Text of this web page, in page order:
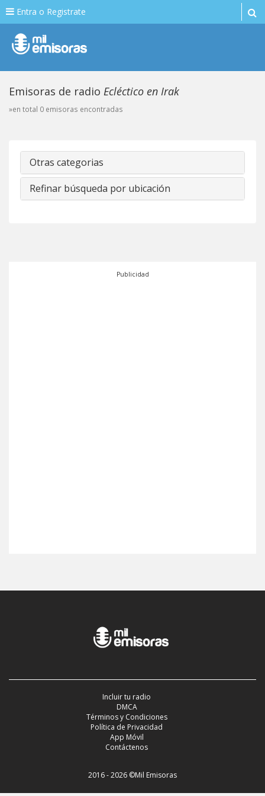
Entra o Registrate
Emisoras de radio Ecléctico en Irak
»en total 0 emisoras encontradas
Otras categorias
Refinar búsqueda por ubicación
Publicidad
Incluir tu radio
DMCA
Términos y Condiciones
Política de Privacidad
App Móvil
Contáctenos
2016 - 2026 ©Mil Emisoras